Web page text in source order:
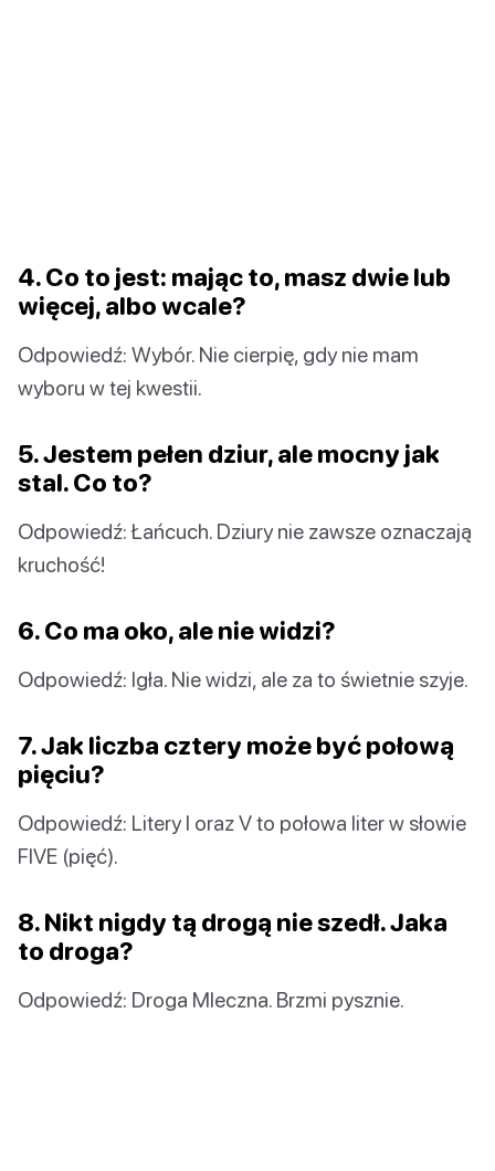
4. Co to jest: mając to, masz dwie lub
więcej, albo wcale?
Odpowiedź: Wybór. Nie cierpię, gdy nie mam
wyboru w tej kwestii.
5. Jestem pełen dziur, ale mocny jak
stal. Co to?
Odpowiedź: Łańcuch. Dziury nie zawsze oznaczają
kruchość!
6. Co ma oko, ale nie widzi?
Odpowiedź: Igła. Nie widzi, ale za to świetnie szyje.
7. Jak liczba cztery może być połową
pięciu?
Odpowiedź: Litery I oraz V to połowa liter w słowie
FIVE (pięć).
8. Nikt nigdy tą drogą nie szedł. Jaka
to droga?
Odpowiedź: Droga Mleczna. Brzmi pysznie.